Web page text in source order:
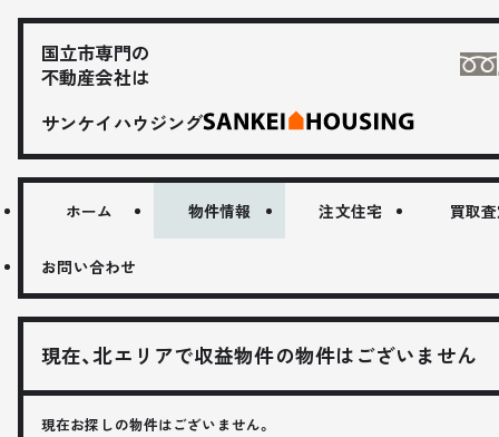
国立市専門の
不動産会社は
サンケイハウジング
ホーム 物件情報 注文住宅 買取
お問い合わせ
現在、北エリアで収益物件の物件はございません
現在お探しの物件はございません。